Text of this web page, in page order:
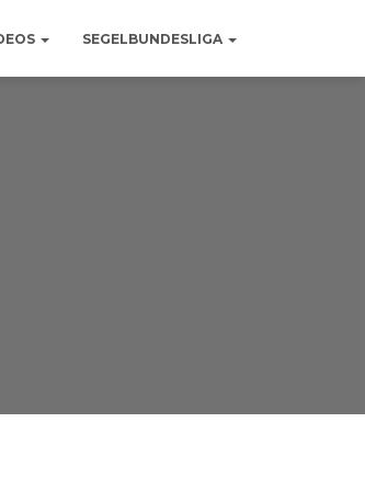
SEGELBUNDESLIGA